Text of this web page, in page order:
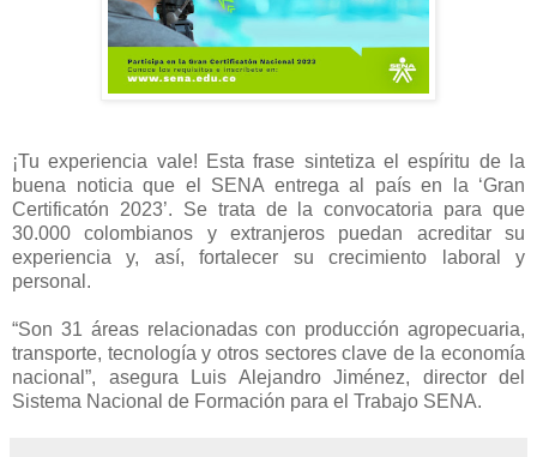
¡Tu experiencia vale! Esta frase sintetiza el espíritu de la
buena noticia que el SENA entrega al país en la ‘Gran
Certificatón 2023’. Se trata de la convocatoria para que
30.000 colombianos y extranjeros puedan acreditar su
experiencia y, así, fortalecer su crecimiento laboral y
personal.
“Son 31 áreas relacionadas con producción agropecuaria,
transporte, tecnología y otros sectores clave de la economía
nacional”, asegura Luis Alejandro Jiménez, director del
Sistema Nacional de Formación para el Trabajo SENA.